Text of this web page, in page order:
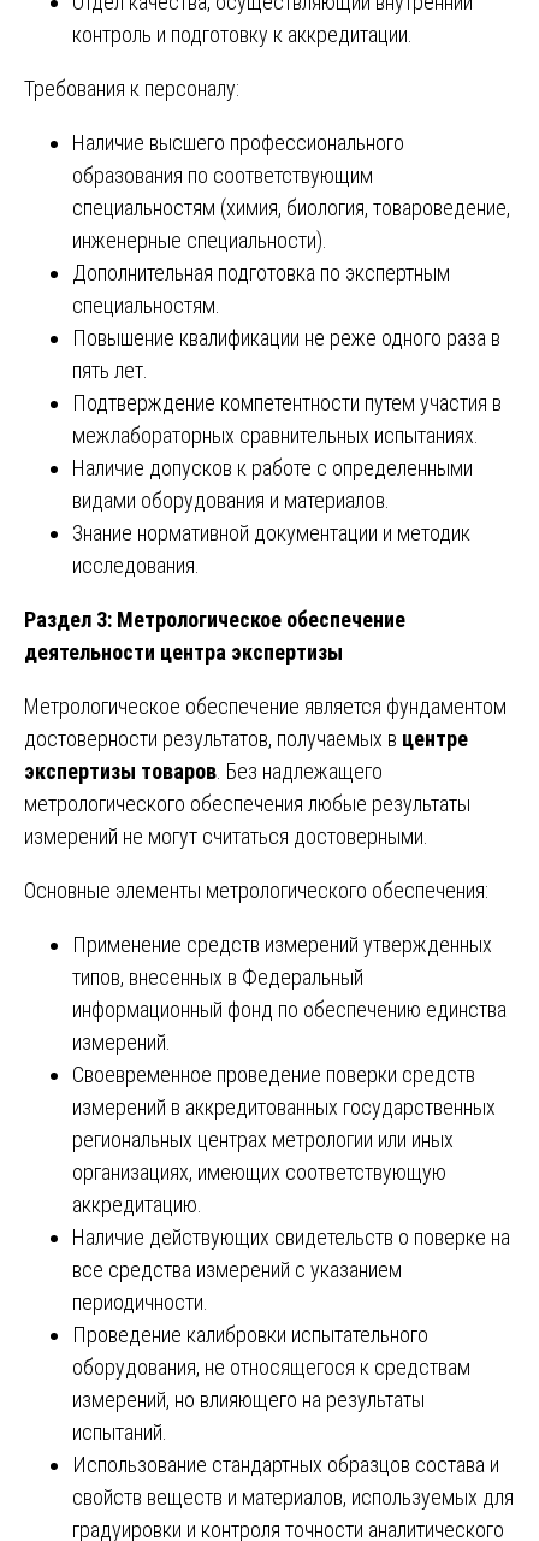
контроль и подготовку к аккредитации.
Требования к персоналу:
Наличие высшего профессионального
образования по соответствующим
специальностям (химия, биология, товароведение,
инженерные специальности).
Дополнительная подготовка по экспертным
специальностям.
Повышение квалификации не реже одного раза в
пять лет.
Подтверждение компетентности путем участия в
межлабораторных сравнительных испытаниях.
Наличие допусков к работе с определенными
видами оборудования и материалов.
Знание нормативной документации и методик
исследования.
Раздел 3: Метрологическое обеспечение
деятельности центра экспертизы
Метрологическое обеспечение является фундаментом
достоверности результатов, получаемых в центре
экспертизы товаров . Без надлежащего
метрологического обеспечения любые результаты
измерений не могут считаться достоверными.
Основные элементы метрологического обеспечения:
Применение средств измерений утвержденных
типов, внесенных в Федеральный
информационный фонд по обеспечению единства
измерений.
Своевременное проведение поверки средств
измерений в аккредитованных государственных
региональных центрах метрологии или иных
организациях, имеющих соответствующую
аккредитацию.
Наличие действующих свидетельств о поверке на
все средства измерений с указанием
периодичности.
Проведение калибровки испытательного
оборудования, не относящегося к средствам
измерений, но влияющего на результаты
испытаний.
Использование стандартных образцов состава и
свойств веществ и материалов, используемых для
градуировки и контроля точности аналитического